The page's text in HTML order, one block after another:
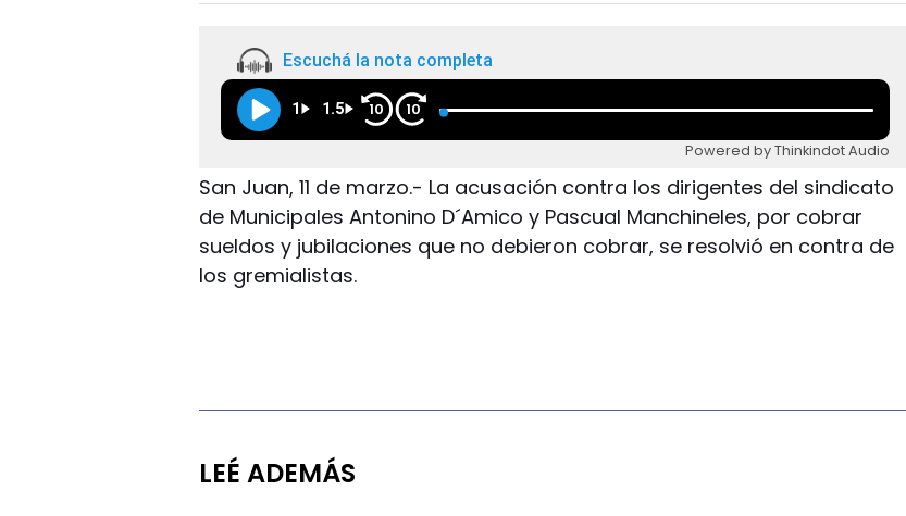
Escuchá la nota completa
1 1.5 10 10
Powered by Thinkindot Audio
San Juan, 11 de marzo.- La acusación contra los dirigentes del sindicato
de Municipales Antonino D´Amico y Pascual Manchineles, por cobrar
sueldos y jubilaciones que no debieron cobrar, se resolvió en contra de
los gremialistas.
LEÉ ADEMÁS